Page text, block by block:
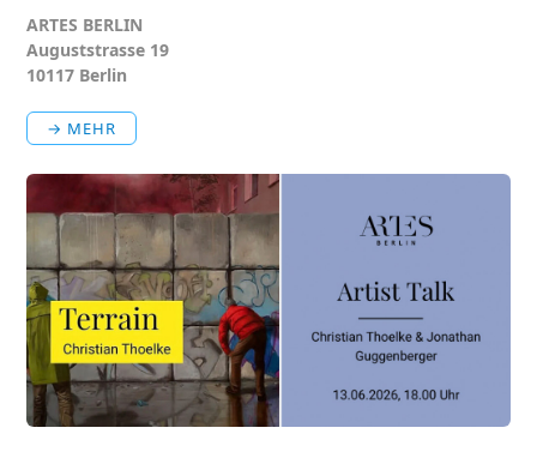
ARTES BERLIN
Auguststrasse 19
10117 Berlin
→ MEHR